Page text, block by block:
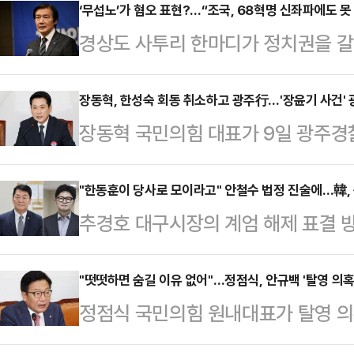
센 격론에 휩싸일 전망이다. 경찰의
아낸 사실이 드러나면서, 제도 폐지
신중론이 고개를 들고 있어서다. 특
서 당내 세력 대결과 여야 대치 전
민주당 의원은 8일 페이스북에 "검
는 반대한다"면서…
‘무섭노’가 혐오 표현?…“조국, 68혁명 신좌파에도
경상도 사투리 한마디가 정치권을
멤버 원이가 유튜브 방송에서 쓴 ‘
이라는 지적이 나오자, 조국 전 조
별법’을 제시한 데 이어 이튿날에
이상 사용하지 말아야 한다”며 가
일 생방송한 데일리안TV 정치 시사
서 이 논란을 조국 전 대표의 정체
안의 성격부…
장동혁, 한성숙 회동 취소하고 광주行…'장윤기 사건'
장동혁 국민의힘 대표가 9일 광주
기 사건'과 관련한 일정으로, 여권
하기 위한 포석으로 풀이된다.국민
한성숙 국무총리와의 첫 회동을 취
표는 광주경찰청장을 만나 여고생
서 불거진 경찰 내부의 범죄 은폐
는 특히 경찰의 수사 단계에서 밝혀
드러난 것을 부각하…
"한동훈이 당사로 모이라고" 안철수 법정 진술에…韓,
추경호 대구시장의 계엄 해제 표결
이 "당시 당대표였던 무소속 한동
다"는 취지로 진술한 것을 두고 한
나섰다.9일 정치권에 따르면, 한 의
를 통해 "안 의원의 증언과 관련해
"떳떳하면 숨길 이유 없어"…정점식, 안규백 '탈영 의
정점식 국민의힘 원내대표가 탈영
든 관련 자료를 즉각 공개하라고